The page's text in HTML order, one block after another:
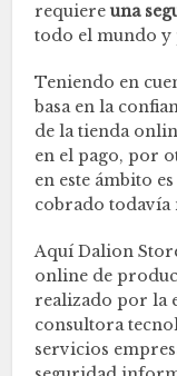
requiere una
todo el mundo y
Teniendo en
basa en la
de la tienda
en el pago, por
en este ámbito
cobrado
Aquí Dalion
online de
realizado por la
consultora
servicios